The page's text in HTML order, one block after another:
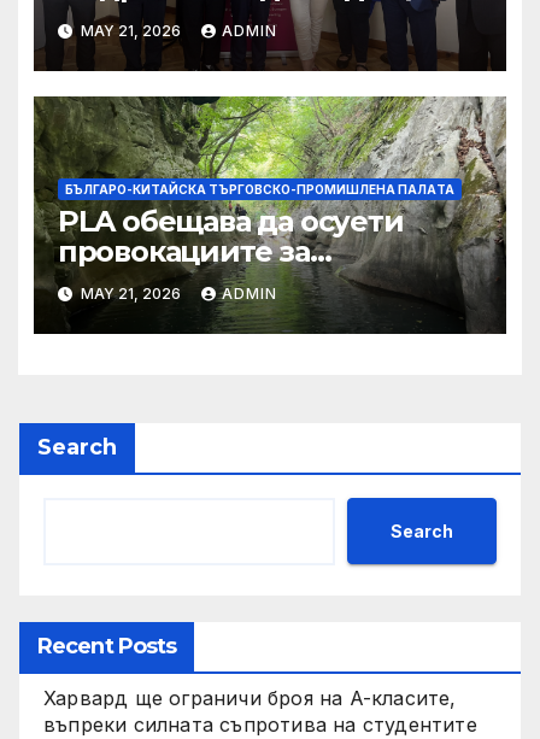
MAY 21, 2026 ADMIN
БЪЛГАРО-КИТАЙСКА ТЪРГОВСКО-ПРОМИШЛЕНА ПАЛAТА
PLA обещава да осуети
провокациите за
„независимост на Тайван“.
MAY 21, 2026 ADMIN
Search
Search
Recent Posts
Харвард ще ограничи броя на A-класите,
въпреки силната съпротива на студентите